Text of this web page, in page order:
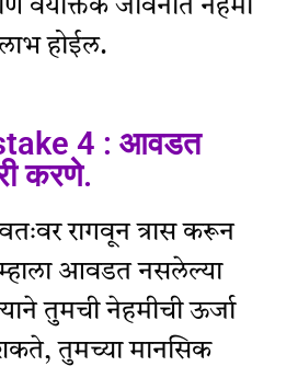
वैयक्तिक जीवनात नेहमी
होईल.
4 : आवडत
करणे.
रागवून त्रास करून
आवडत नसलेल्या
तुमची नेहमीची ऊर्जा
तुमच्या मानसिक